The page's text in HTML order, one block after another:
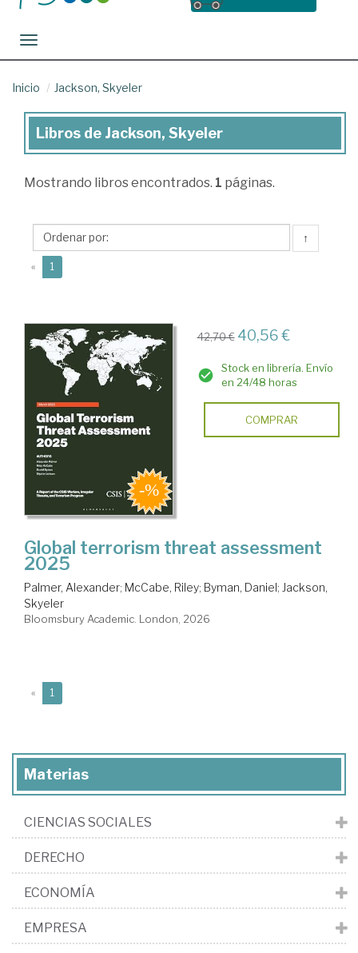
Toggle navigation
Inicio Jackson, Skyeler
Libros
Jackson,
Libros de Jackson, Skyeler
Mostrando libros encontrados. 1 páginas.
↑
« 1
42,70 € 40,56 €
Stock en librería. Envío
en 24/48 horas
COMPRAR
Global terrorism threat assessment
2025
Palmer, Alexander; McCabe, Riley; Byman, Daniel; Jackson,
Skyeler
Bloomsbury Academic. London, 2026
« 1
Materias
CIENCIAS SOCIALES
DERECHO
ECONOMÍA
EMPRESA